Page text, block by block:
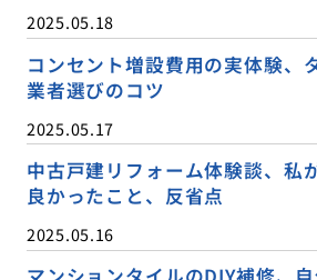
2025.05.18
コンセント増設費用の実体験、
業者選びのコツ
2025.05.17
中古戸建リフォーム体験談、私
良かったこと、反省点
2025.05.16